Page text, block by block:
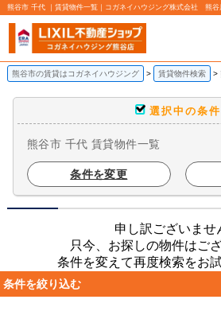
熊谷市 千代 ｜賃貸物件一覧｜コガネイハウジング株式会社 熊谷
熊谷市の賃貸はコガネイハウジング 賃貸物件検索
選択中の条件
熊谷市 千代 賃貸物件一覧
条件を変更
申し訳ございませ
只今、お探しの物件はご
条件を変えて再度検索をお
条件を絞り込む